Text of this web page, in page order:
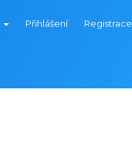
Přihlášení Registrace